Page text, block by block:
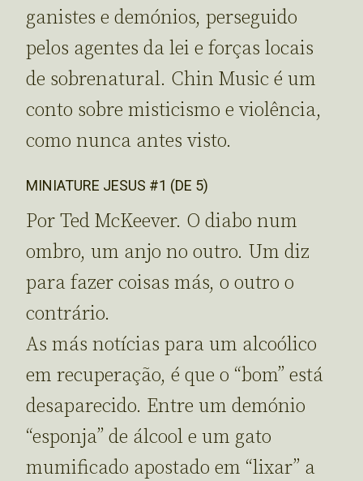
ganistes e demónios, perseguido
pelos agentes da lei e forças locais
de sobrenatural. Chin Music é um
conto sobre misticismo e violência,
como nunca antes visto.
MINIATURE JESUS #1 (DE 5)
Por Ted McKeever. O diabo num
ombro, um anjo no outro. Um diz
para fazer coisas más, o outro o
contrário.
As más notícias para um alcoólico
em recuperação, é que o “bom” está
desaparecido. Entre um demónio
“esponja” de álcool e um gato
mumificado apostado em “lixar” a